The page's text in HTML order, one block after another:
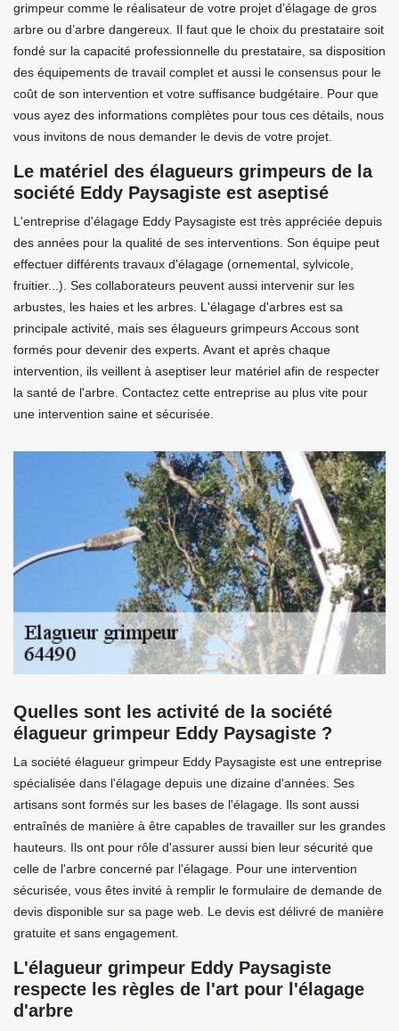
grimpeur comme le réalisateur de votre projet d’élagage de gros
arbre ou d’arbre dangereux. Il faut que le choix du prestataire soit
fondé sur la capacité professionnelle du prestataire, sa disposition
des équipements de travail complet et aussi le consensus pour le
coût de son intervention et votre suffisance budgétaire. Pour que
vous ayez des informations complètes pour tous ces détails, nous
vous invitons de nous demander le devis de votre projet.
Le matériel des élagueurs grimpeurs de la
société Eddy Paysagiste est aseptisé
L'entreprise d'élagage Eddy Paysagiste est très appréciée depuis
des années pour la qualité de ses interventions. Son équipe peut
effectuer différents travaux d'élagage (ornemental, sylvicole,
fruitier...). Ses collaborateurs peuvent aussi intervenir sur les
arbustes, les haies et les arbres. L'élagage d'arbres est sa
principale activité, mais ses élagueurs grimpeurs Accous sont
formés pour devenir des experts. Avant et après chaque
intervention, ils veillent à aseptiser leur matériel afin de respecter
la santé de l'arbre. Contactez cette entreprise au plus vite pour
une intervention saine et sécurisée.
Quelles sont les activité de la société
élagueur grimpeur Eddy Paysagiste ?
La société élagueur grimpeur Eddy Paysagiste est une entreprise
spécialisée dans l'élagage depuis une dizaine d'années. Ses
artisans sont formés sur les bases de l'élagage. Ils sont aussi
entraînés de manière à être capables de travailler sur les grandes
hauteurs. Ils ont pour rôle d'assurer aussi bien leur sécurité que
celle de l'arbre concerné par l'élagage. Pour une intervention
sécurisée, vous êtes invité à remplir le formulaire de demande de
devis disponible sur sa page web. Le devis est délivré de manière
gratuite et sans engagement.
L'élagueur grimpeur Eddy Paysagiste
respecte les règles de l'art pour l'élagage
d'arbre